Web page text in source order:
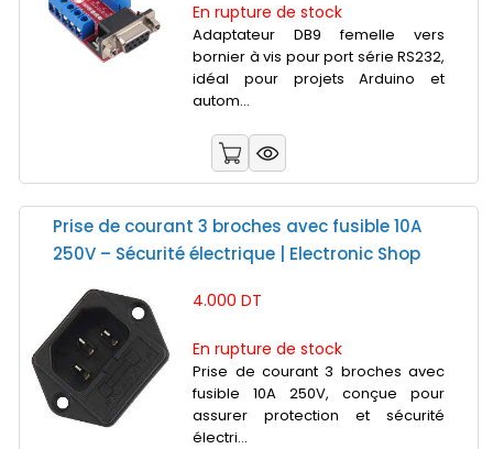
En rupture de stock
Adaptateur DB9 femelle vers
bornier à vis pour port série RS232,
idéal pour projets Arduino et
autom...
Prise de courant 3 broches avec fusible 10A
250V – Sécurité électrique | Electronic Shop
4.000 DT
En rupture de stock
Prise de courant 3 broches avec
fusible 10A 250V, conçue pour
assurer protection et sécurité
électri...